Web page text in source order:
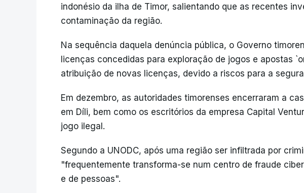
indonésio da ilha de Timor, salientando que as recentes
contaminação da região.
Na sequência daquela denúncia pública, o Governo
licenças concedidas para exploração de jogos e apostas
atribuição de novas licenças, devido a riscos para a
Em dezembro, as autoridades timorenses encerraram a
em Díli, bem como os escritórios da empresa Capital
jogo ilegal.
Segundo a UNODC, após uma região ser infiltrada por
"frequentemente transforma-se num centro de fraude
e de pessoas".